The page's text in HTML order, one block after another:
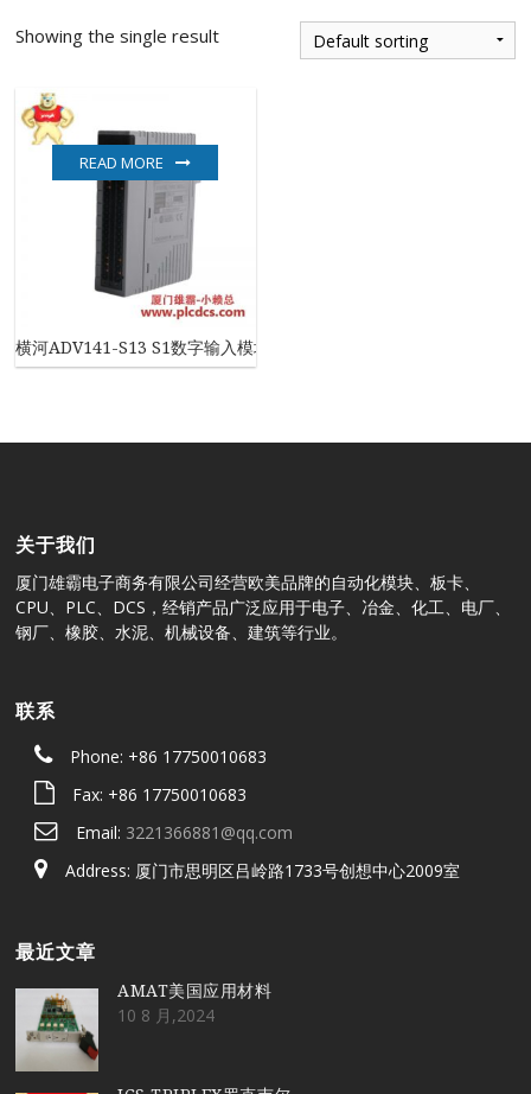
Showing the single result
横河ADV141-S13 S1数字输入模块，工业自动化必备
READ MORE
关于我们
厦门雄霸电子商务有限公司经营欧美品牌的自动化模块、板卡、
CPU、PLC、DCS，经销产品广泛应用于电子、冶金、化工、电厂、
钢厂、橡胶、水泥、机械设备、建筑等行业。
联系
Phone: +86 17750010683
Fax: +86 17750010683
Email: 3221366881@qq.com
Address: 厦门市思明区吕岭路1733号创想中心2009室
最近文章
AMAT美国应用材料
10 8 月,2024